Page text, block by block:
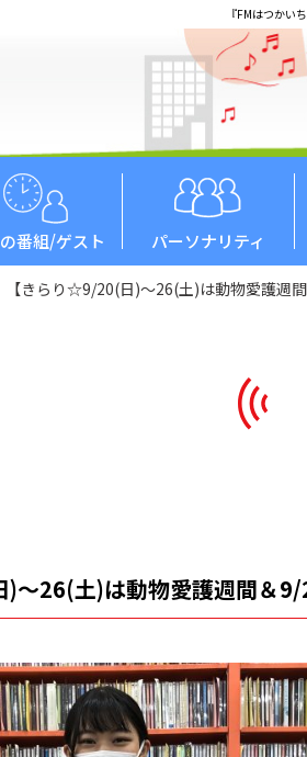
『FMはつかい
の番組/ゲスト パーソナリティ
【きらり☆9/20(日)～26(土)は動物愛護週
～26(土)は動物愛護週間＆9/